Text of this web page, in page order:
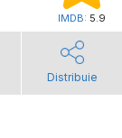
IMDB: 5.9
Distribuie